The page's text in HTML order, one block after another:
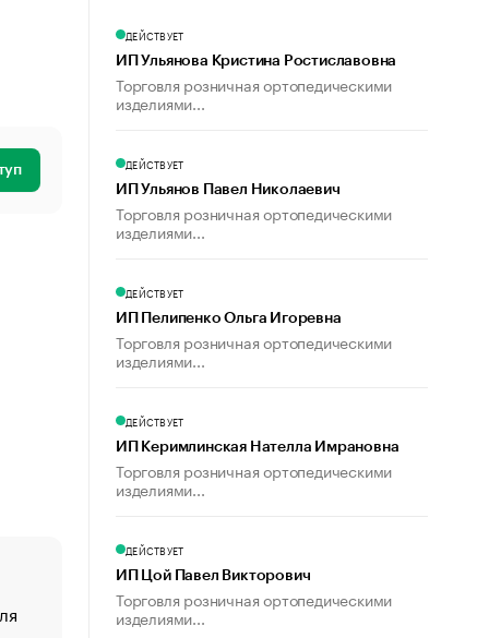
«От спорта тело стареет иначе». Как живет глава
ДЕЙСТВУЕТ
ИП Ульянова Кристина Ростиславовна
Торговля розничная ортопедическими
изделиями...
ДЕЙСТВУЕТ
ИП Ульянов Павел Николаевич
Торговля розничная ортопедическими
изделиями...
ДЕЙСТВУЕТ
ИП Пелипенко Ольга Игоревна
Торговля розничная ортопедическими
изделиями...
ДЕЙСТВУЕТ
ИП Керимлинская Нателла Имрановна
Торговля розничная ортопедическими
изделиями...
ДЕЙСТВУЕТ
ИП Цой Павел Викторович
Торговля розничная ортопедическими
изделиями...